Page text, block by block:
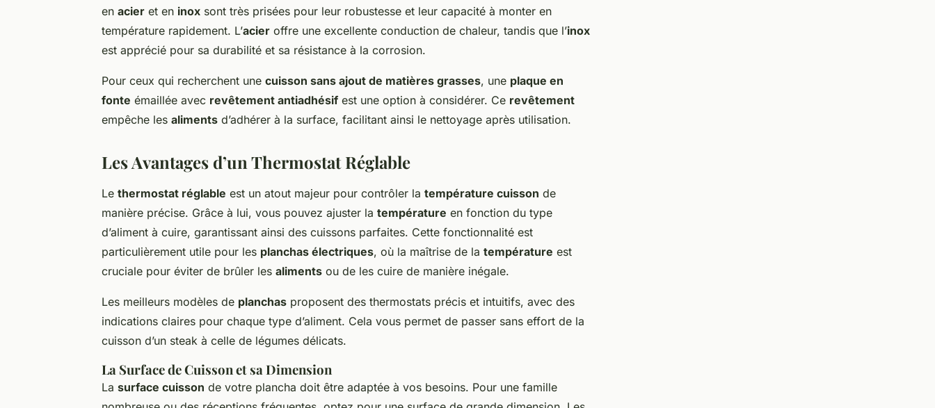
en acier et en inox sont très prisées pour leur robustesse et leur capacité à monter en
température rapidement. L’acier offre une excellente conduction de chaleur, tandis que l’inox
est apprécié pour sa durabilité et sa résistance à la corrosion.
Pour ceux qui recherchent une cuisson sans ajout de matières grasses, une plaque en
fonte émaillée avec revêtement antiadhésif est une option à considérer. Ce revêtement
empêche les aliments d’adhérer à la surface, facilitant ainsi le nettoyage après utilisation.
Les Avantages d’un Thermostat Réglable
Le thermostat réglable est un atout majeur pour contrôler la température cuisson de
manière précise. Grâce à lui, vous pouvez ajuster la température en fonction du type
d’aliment à cuire, garantissant ainsi des cuissons parfaites. Cette fonctionnalité est
particulièrement utile pour les planchas électriques, où la maîtrise de la température est
cruciale pour éviter de brûler les aliments ou de les cuire de manière inégale.
Les meilleurs modèles de planchas proposent des thermostats précis et intuitifs, avec des
indications claires pour chaque type d’aliment. Cela vous permet de passer sans effort de la
cuisson d’un steak à celle de légumes délicats.
La Surface de Cuisson et sa Dimension
La surface cuisson de votre plancha doit être adaptée à vos besoins. Pour une famille